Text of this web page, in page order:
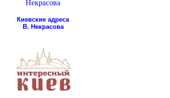
Киевские адреса
В. Некрасова